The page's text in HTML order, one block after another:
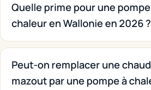
Quelle prime pour une
chaleur en Wallonie en 2026 ?
Peut-on remplacer une
mazout par une pompe à